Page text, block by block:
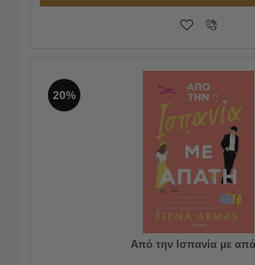
20%
Από την Ισπανία με